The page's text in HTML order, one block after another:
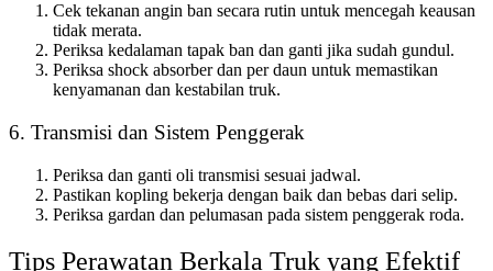
Cek tekanan angin ban secara rutin untuk mencegah keausan
tidak merata.
Periksa kedalaman tapak ban dan ganti jika sudah gundul.
Periksa shock absorber dan per daun untuk memastikan
kenyamanan dan kestabilan truk.
6. Transmisi dan Sistem Penggerak
Periksa dan ganti oli transmisi sesuai jadwal.
Pastikan kopling bekerja dengan baik dan bebas dari selip.
Periksa gardan dan pelumasan pada sistem penggerak roda.
Tips Perawatan Berkala Truk yang Efektif